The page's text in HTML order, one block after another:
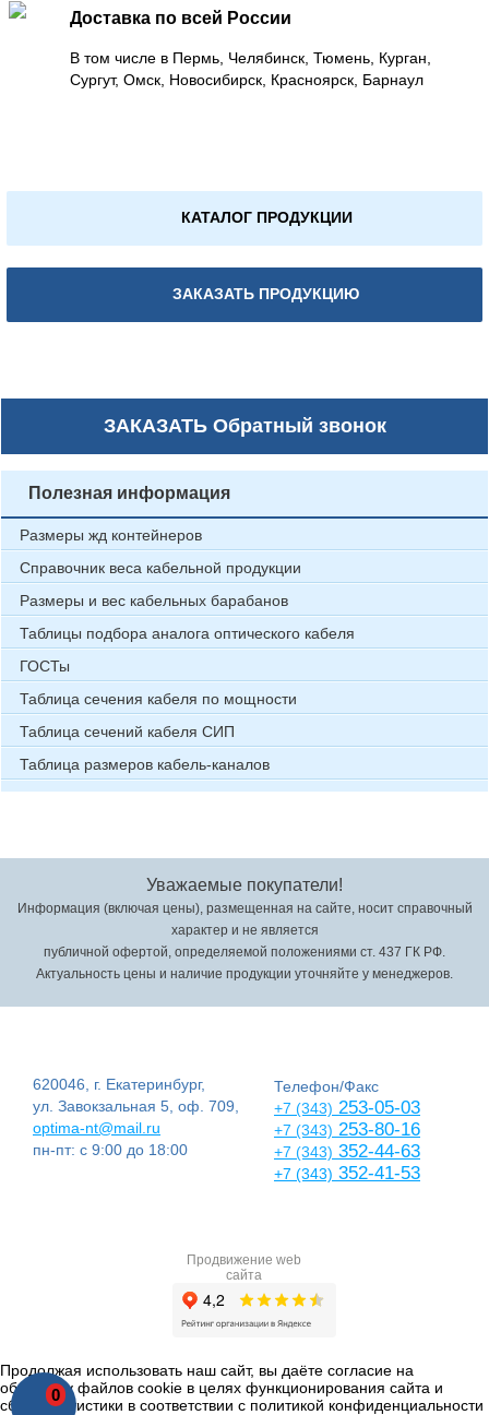
Доставка по всей России
В том числе в Пермь, Челябинск, Тюмень, Курган,
Сургут, Омск, Новосибирск, Красноярск, Барнаул
КАТАЛОГ ПРОДУКЦИИ
ЗАКАЗАТЬ ПРОДУКЦИЮ
ЗАКАЗАТЬОбратный звонок
0
Полезная информация
Размеры жд контейнеров
Справочник веса кабельной продукции
Размеры и вес кабельных барабанов
Таблицы подбора аналога оптического кабеля
ГОСТы
Таблица сечения кабеля по мощности
Таблица сечений кабеля СИП
Таблица размеров кабель-каналов
Уважаемые покупатели!
Информация (включая цены), размещенная на сайте, носит справочный
характер и не является
публичной офертой, определяемой положениями ст. 437 ГК РФ.
Актуальность цены и наличие продукции уточняйте у менеджеров.
620046, г. Екатеринбург,
ул. Завокзальная 5, оф. 709,
optima-nt@mail.ru
пн-пт: с 9:00 до 18:00
Телефон/Факс
+7 (343) 253-05-03
+7 (343) 253-80-16
+7 (343) 352-44-63
+7 (343) 352-41-53
Продвижение web
сайта
Продолжая использовать наш сайт, вы даёте согласие на
обработку файлов cookie в целях функционирования сайта и
сбора статистики в соответствии с политикой конфиденциальности